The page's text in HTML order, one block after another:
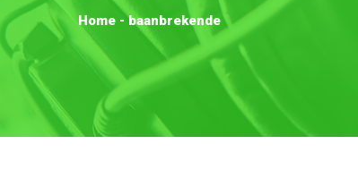
Home -baanbrekende